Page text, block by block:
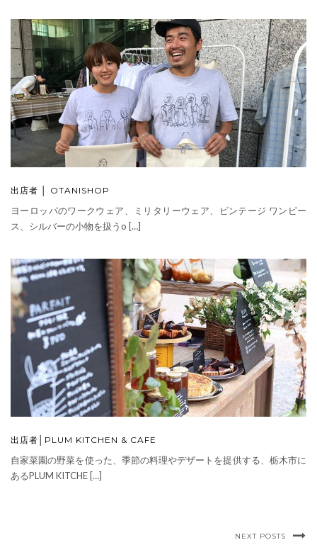
出店者 │ OTANISHOP
ヨーロッパのワークウェア、ミリタリーウェア、ビンテージ ワンピー
ス、シルバーの小物を扱うo […]
出店者│PLUM KITCHEN & CAFE
自家菜園の野菜を使った、季節の料理やデザートを提供する、栃木市に
あるPLUM KITCHE […]
NEXT POSTS